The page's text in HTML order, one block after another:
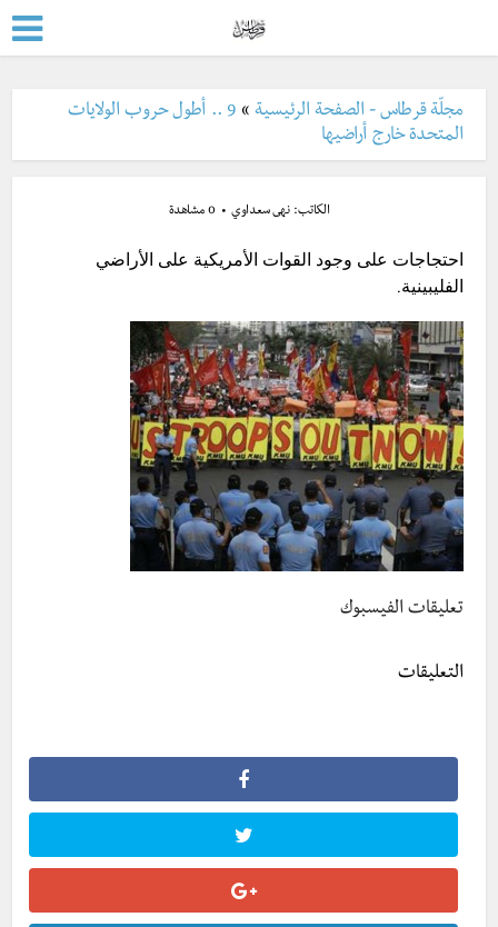
مجلّة قرطاس - الصفحة الرئيسية »
9 .. أطول حروب الولايات
المتحدة خارج أراضيها
الكاتب:نهى سعداوي 0 مشاهدة
احتجاجات على وجود القوات الأمريكية على الأراضي
الفليبينية.
تعليقات الفيسبوك
التعليقات